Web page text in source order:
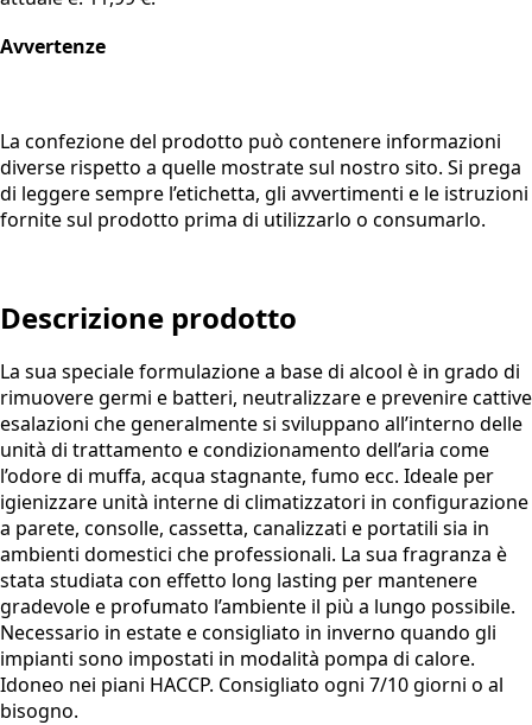
Avvertenze
La confezione del prodotto può contenere informazioni
diverse rispetto a quelle mostrate sul nostro sito. Si prega
di leggere sempre l’etichetta, gli avvertimenti e le istruzioni
fornite sul prodotto prima di utilizzarlo o consumarlo.
Descrizione prodotto
La sua speciale formulazione a base di alcool è in grado di
rimuovere germi e batteri, neutralizzare e prevenire cattive
esalazioni che generalmente si sviluppano all’interno delle
unità di trattamento e condizionamento dell’aria come
l’odore di muffa, acqua stagnante, fumo ecc. Ideale per
igienizzare unità interne di climatizzatori in configurazione
a parete, consolle, cassetta, canalizzati e portatili sia in
ambienti domestici che professionali. La sua fragranza è
stata studiata con effetto long lasting per mantenere
gradevole e profumato l’ambiente il più a lungo possibile.
Necessario in estate e consigliato in inverno quando gli
impianti sono impostati in modalità pompa di calore.
Idoneo nei piani HACCP. Consigliato ogni 7/10 giorni o al
bisogno.